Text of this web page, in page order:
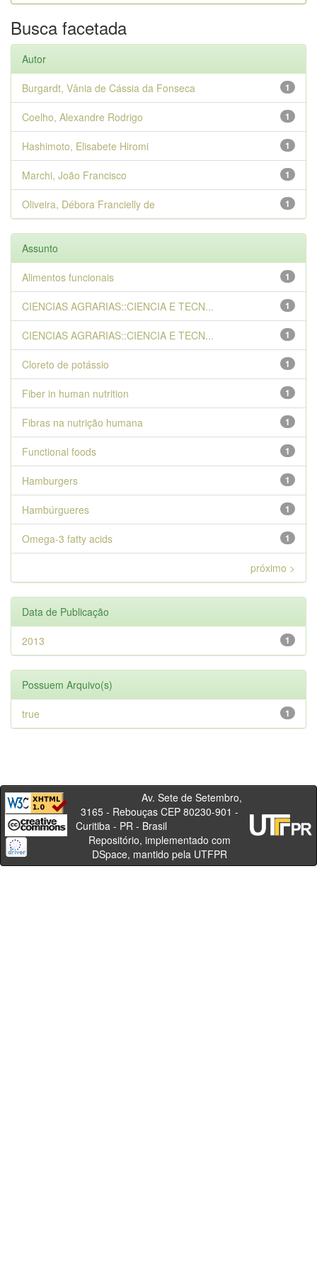
Busca facetada
Autor
1
Burgardt, Vânia de Cássia da Fonseca
1
Coelho, Alexandre Rodrigo
1
Hashimoto, Elisabete Hiromi
1
Marchi, João Francisco
1
Oliveira, Débora Francielly de
Assunto
1
Alimentos funcionais
1
CIENCIAS AGRARIAS::CIENCIA E TECN...
1
CIENCIAS AGRARIAS::CIENCIA E TECN...
1
Cloreto de potássio
1
Fiber in human nutrition
1
Fibras na nutrição humana
1
Functional foods
1
Hamburgers
1
Hambúrgueres
1
Omega-3 fatty acids
próximo >
Data de Publicação
1
2013
Possuem Arquivo(s)
1
true
Av. Sete de Setembro,
3165 - Rebouças CEP 80230-901 -
Curitiba - PR - Brasil
Repositório, implementado com
DSpace, mantido pela UTFPR